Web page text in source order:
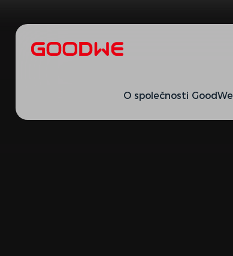
O společnosti GoodWe